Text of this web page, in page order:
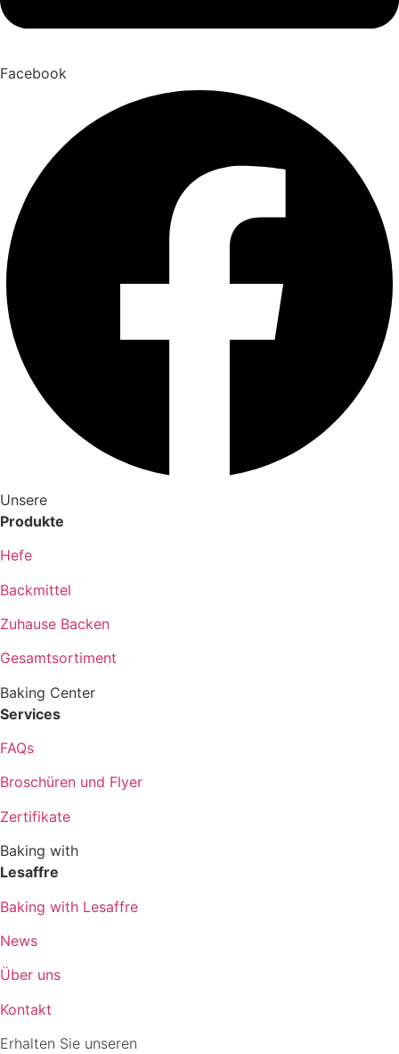
Facebook
Unsere
Produkte
Hefe
Backmittel
Zuhause Backen
Gesamtsortiment
Baking Center
Services
FAQs
Broschüren und Flyer
Zertifikate
Baking with
Lesaffre
Baking with Lesaffre
News
Über uns
Kontakt
Erhalten Sie unseren